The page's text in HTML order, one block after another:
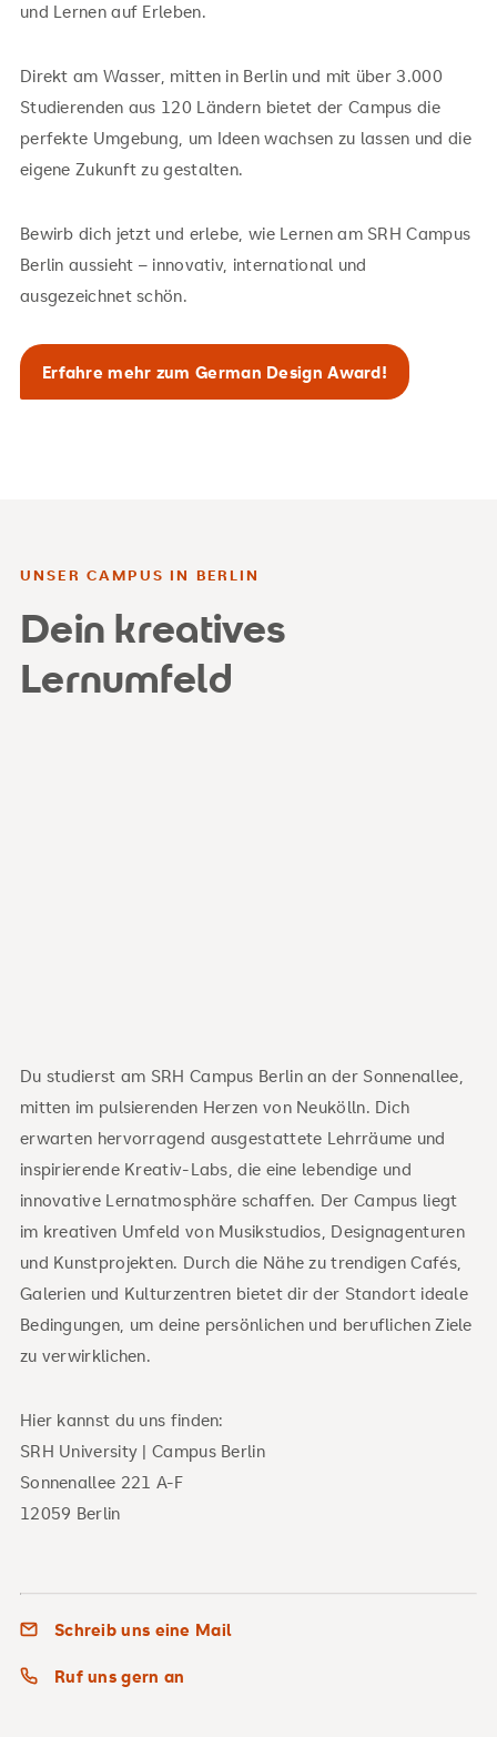
und Lernen auf Erleben.
Direkt am Wasser, mitten in Berlin und mit über 3.000
Studierenden aus 120 Ländern bietet der Campus die
perfekte Umgebung, um Ideen wachsen zu lassen und die
eigene Zukunft zu gestalten.
Bewirb dich jetzt und erlebe, wie Lernen am SRH Campus
Berlin aussieht – innovativ, international und
ausgezeichnet schön.
Erfahre mehr zum German Design Award!
UNSER CAMPUS IN BERLIN
Dein kreatives
Lernumfeld
Du studierst am SRH Campus Berlin an der Sonnenallee,
mitten im pulsierenden Herzen von Neukölln. Dich
erwarten hervorragend ausgestattete Lehrräume und
inspirierende Kreativ-Labs, die eine lebendige und
innovative Lernatmosphäre schaffen. Der Campus liegt
im kreativen Umfeld von Musikstudios, Designagenturen
und Kunstprojekten. Durch die Nähe zu trendigen Cafés,
Galerien und Kulturzentren bietet dir der Standort ideale
Bedingungen, um deine persönlichen und beruflichen Ziele
zu verwirklichen.
Hier kannst du uns finden:
SRH University | Campus Berlin
Sonnenallee 221 A-F
12059 Berlin
Schreib uns eine Mail
Ruf uns gern an